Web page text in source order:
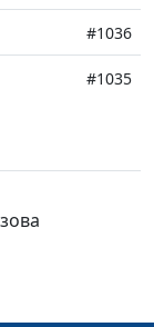
#1036
#1035